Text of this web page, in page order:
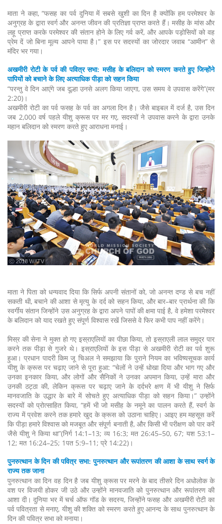
माता ने कहा, “फसह का पर्व दुनिया में सबसे खुशी का दिन है क्योंकि हम परमेश्वर के
अनुग्रह के द्वारा स्वर्ग और अनन्त जीवन की प्रतिज्ञा प्राप्त करते हैं। मसीह के मांस और
लहू प्राप्त करके परमेश्वर की संतान होने के लिए गर्व करें, और आपके पड़ोसियों को वह
प्रेम दें जो बिना मूल्य आपने पाया है।” इस पर सदस्यों का जोरदार जवाब “आमीन” से
मंदिर भर गया।
अखमीरी रोटी के पर्व की पवित्र सभा: मसीह के बलिदान को स्मरण करते हुए जिन्होंने
पापियों को बचाने के लिए अत्याधिक पीड़ा को सहन किया
“परन्तु वे दिन आएंगे जब दूल्हा उनसे अलग किया जाएगा, उस समय वे उपवास करेंगे”(मर
2:20)।
अखमीरी रोटी का पर्व फसह के पर्व का अगला दिन है। जैसे बाइबल में दर्ज है, उस दिन
जब 2,000 वर्ष पहले यीशु क्रूस पर मर गए, सदस्यों ने उपवास करने के द्वारा उनके
महान बलिदान को स्मरण करते हुए आराधना मनाई।
ⓒ 2018 WATV
माता ने पिता को धन्यवाद दिया कि सिर्फ अपनी संतानों को, जो अनन्त दण्ड से बच नहीं
सकती थी, बचाने की आशा से मृत्यु के दर्द को सहन किया, और बार–बार प्रार्थना की कि
स्वर्गीय संतान जिन्होंने उस अनुग्रह के द्वारा अपने पापों की क्षमा पाई है, वे हमेशा परमेश्वर
के बलिदान को याद रखते हुए संपूर्ण विश्वास रखें जिससे वे फिर कभी पाप नहीं करेंगे।
मिस्र की सेना ने मुक्त हो गए इस्राएलियों का पीछा किया, तो इस्राएली लाल समुद्र पार
करने तक पीड़ा से गुजरे थे। इस्राएलियों के इस पीड़ा से अखमीरी रोटी का पर्व शुरू
हुआ। प्रधान पादरी किम जू चिअल ने समझाया कि पुराने नियम का भविष्यसूचक कार्य
यीशु के क्रूस पर चढ़ाए जाने से पूरा हुआ: “चेलों ने उन्हें धोखा दिया और भाग गए और
उनका इनकार किया, और लोगों और सैनिकों ने उनका अपमान किया, उन्हें मारा और
उनकी ठट्ठा की, लेकिन क्रूस पर चढ़ाए जाने के दर्दभरे क्षण में भी यीशु ने सिर्फ
मानवजाति के उद्धार के बारे में सोचते हुए अत्याधिक पीड़ा को सहन किया।” उन्होंने
सदस्यों को प्रोत्साहित किया, “हमें भी जो मसीह के नमूने का पालन करते हैं, स्वर्ग के
राज्य में प्रवेश करने तक हमारे खुद के क्रूस को उठाना चाहिए। आइए हम महसूस करें
कि पीड़ा हमारे विश्वास को मजबूत और संपूर्ण बनाती है, और किसी भी परीक्षण को पार करें
जैसे यीशु ने किया था”(निर्ग 14:1–13; व्य 16:3; मत 26:45–50, 67; यश 53:1–
12; मत 16:24–25; 1पत 5:9–11; प्रे 14:22)।
पुनरुत्थान के दिन की पवित्र सभा: पुनरुत्थान और रूपांतरण की आशा के साथ स्वर्ग के
राज्य तक जाना
पुनरुत्थान का दिन वह दिन है जब यीशु क्रूस पर मरने के बाद तीसरे दिन अधोलोक के
वश पर विजयी होकर जी उठे और उन्होंने मानवजाति को पुनरुत्थान और रूपांतरण की
आशा दी। दुनिया भर में चर्च ऑफ गॉड के सदस्य, जिन्होंने फसह और अखमीरी रोटी का
पर्व पवित्रता से मनाए, यीशु की शक्ति को स्मरण करते हुए आनन्द के साथ पुनरुत्थान के
दिन की पवित्र सभा को मनाया।